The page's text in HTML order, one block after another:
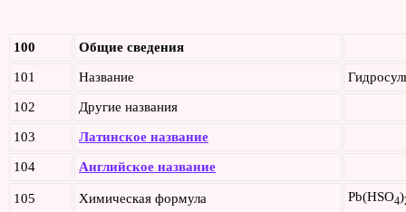
100 Общие сведения
101 Название
102 Другие названия
103 Латинское название
104 Английское название
105 Химическая формула Pb(HSO4)